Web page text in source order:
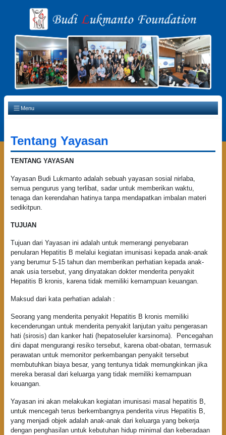
Main Navigation
Menu
Tentang Yayasan
TENTANG YAYASAN
Yayasan Budi Lukmanto adalah sebuah yayasan sosial nirlaba,
semua pengurus yang terlibat, sadar untuk memberikan waktu,
tenaga dan kerendahan hatinya tanpa mendapatkan imbalan materi
sedikitpun.
TUJUAN
Tujuan dari Yayasan ini adalah untuk memerangi penyebaran
penularan Hepatitis B melalui kegiatan imunisasi kepada anak-anak
yang berumur 5-15 tahun dan memberikan perhatian kepada anak-
anak usia tersebut, yang dinyatakan dokter menderita penyakit
Hepatitis B kronis, karena tidak memiliki kemampuan keuangan.
Maksud dari kata perhatian adalah :
Seorang yang menderita penyakit Hepatitis B kronis memiliki
kecenderungan untuk menderita penyakit lanjutan yaitu pengerasan
hati (sirosis) dan kanker hati (hepatoseluler karsinoma). Pencegahan
dini dapat mengurangi resiko tersebut, karena obat-obatan, termasuk
perawatan untuk memonitor perkembangan penyakit tersebut
membutuhkan biaya besar, yang tentunya tidak memungkinkan jika
mereka berasal dari keluarga yang tidak memiliki kemampuan
keuangan.
Yayasan ini akan melakukan kegiatan imunisasi masal hepatitis B,
untuk mencegah terus berkembangnya penderita virus Hepatitis B,
yang menjadi objek adalah anak-anak dari keluarga yang bekerja
dengan penghasilan untuk kebutuhan hidup minimal dan keberadaan